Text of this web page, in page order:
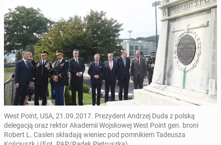
West Point, USA, 21.09.2017. Prezydent Andrzej Duda z polską
delegacją oraz rektor Akademii Wojskowej West Point gen. broni
Robert L. Caslen składają wieniec pod pomnikiem Tadeusza